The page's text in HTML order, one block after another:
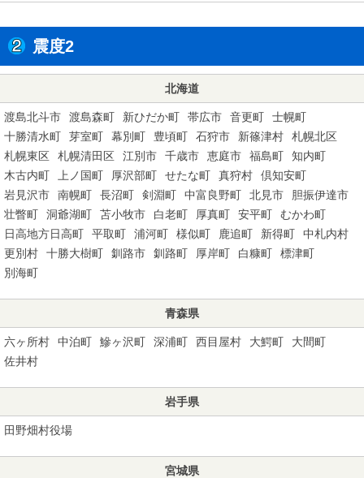
震度2
北海道
渡島北斗市 渡島森町 新ひだか町 帯広市 音更町
士幌町
十勝清水町
芽室町 幕別町 豊頃町 石狩市 新篠津村
札幌北区
札幌東区
札幌清田区 江別市 千歳市 恵庭市 福島町
知内町
木古内町
上ノ国町 厚沢部町 せたな町 真狩村
倶知安町
岩見沢市
南幌町 長沼町 剣淵町 中富良野町 北見市
胆振伊達市
壮瞥町
洞爺湖町 苫小牧市 白老町 厚真町 安平町
むかわ町
日高地方日高町
平取町 浦河町 様似町 鹿追町 新得町
中札内村
更別村
十勝大樹町 釧路市 釧路町 厚岸町 白糠町
標津町
別海町
青森県
六ヶ所村 中泊町 鰺ヶ沢町 深浦町 西目屋村 大鰐町
大間町
佐井村
岩手県
田野畑村役場
宮城県